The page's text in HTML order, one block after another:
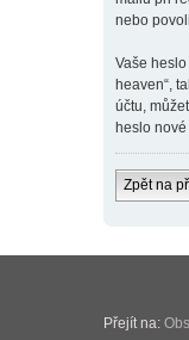
nebo
Vaše
heaven“,
účtu,
heslo
Zpět na
Přejít na: